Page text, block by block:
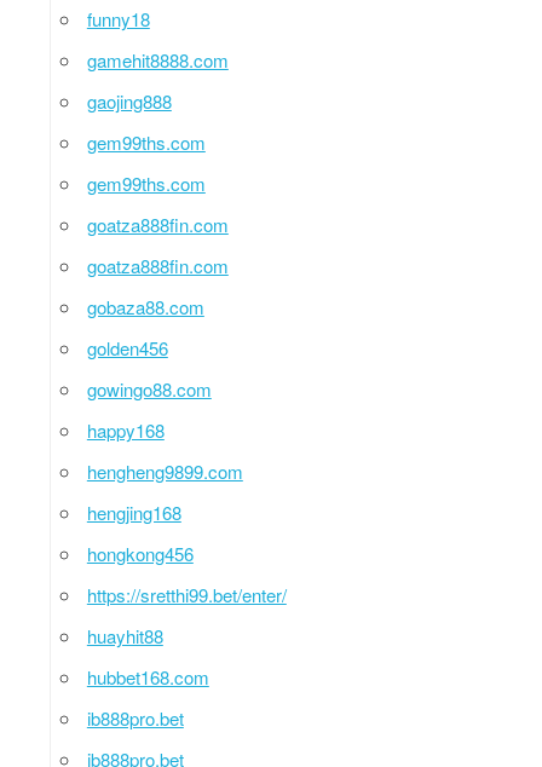
funny18
gamehit8888.com
gaojing888
gem99ths.com
gem99ths.com
goatza888fin.com
goatza888fin.com
gobaza88.com
golden456
gowingo88.com
happy168
hengheng9899.com
hengjing168
hongkong456
https://sretthi99.bet/enter/
huayhit88
hubbet168.com
ib888pro.bet
ib888pro.bet